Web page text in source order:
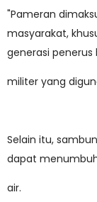
"Pameran
masyarakat,
generasi
militer yang
Selain itu,
dapat
air.